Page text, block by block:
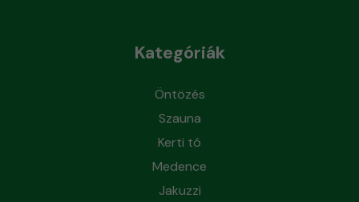
Kategóriák
Öntözés
Szauna
Kerti tó
Medence
Jakuzzi